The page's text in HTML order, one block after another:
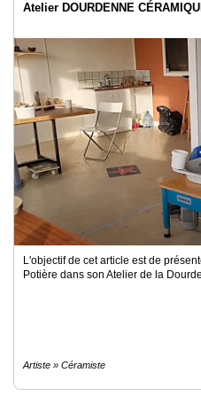
Atelier DOURDENNE
L'objectif de cet article est de
Potière dans son Atelier de la
Artiste » Céramiste